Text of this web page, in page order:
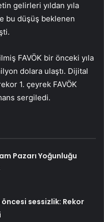
gelirleri yıldan yıla
bu düşüş beklenen
FAVÖK bir önceki yıla
dolara ulaştı. Dijital
1. çeyrek FAVÖK
sergiledi.
Pazarı Yoğunluğu
öncesi sessizlik: Rekor